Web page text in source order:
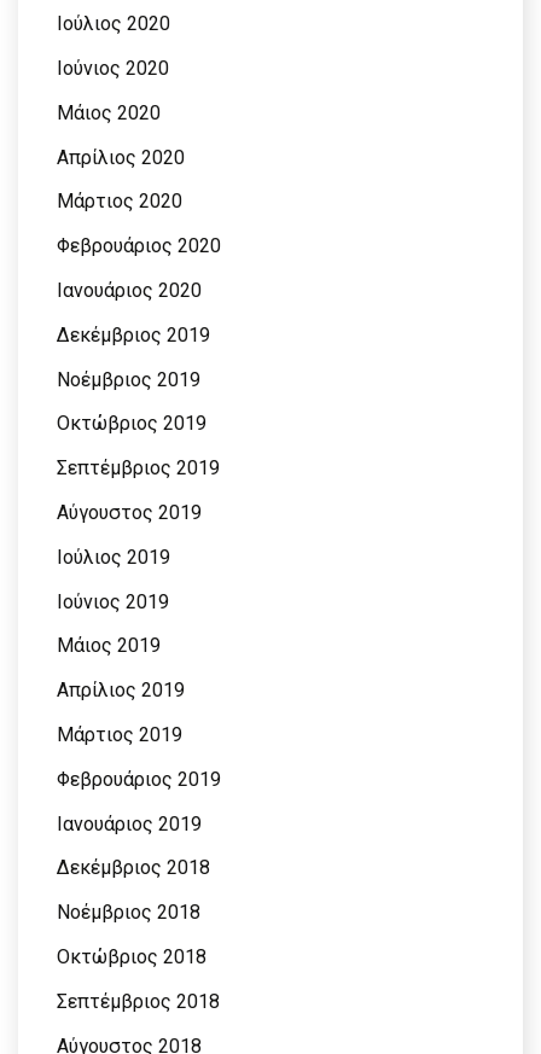
Ιούλιος 2020
Ιούνιος 2020
Μάιος 2020
Απρίλιος 2020
Μάρτιος 2020
Φεβρουάριος 2020
Ιανουάριος 2020
Δεκέμβριος 2019
Νοέμβριος 2019
Οκτώβριος 2019
Σεπτέμβριος 2019
Αύγουστος 2019
Ιούλιος 2019
Ιούνιος 2019
Μάιος 2019
Απρίλιος 2019
Μάρτιος 2019
Φεβρουάριος 2019
Ιανουάριος 2019
Δεκέμβριος 2018
Νοέμβριος 2018
Οκτώβριος 2018
Σεπτέμβριος 2018
Αύγουστος 2018